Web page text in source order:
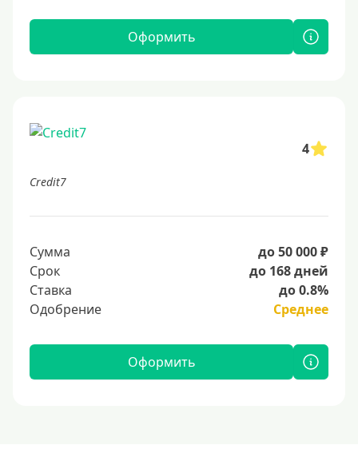
Оформить
4
Credit7
Сумма
до 50 000 ₽
Срок
до 168 дней
Ставка
до 0.8%
Одобрение
Среднее
Оформить